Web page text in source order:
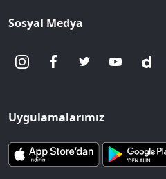
Sosyal Medya
Uygulamalarımız